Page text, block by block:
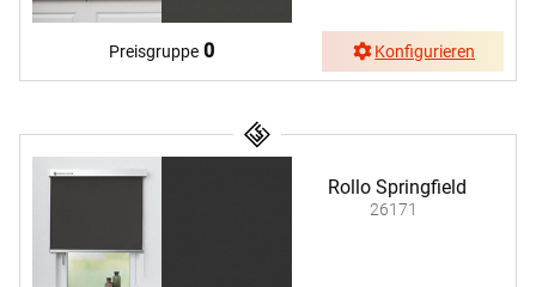
Preisgruppe 0 Konfigurieren
Rollo Springfield
26171